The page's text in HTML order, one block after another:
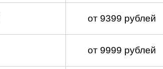
от 9399 рублей
от 9999 рублей